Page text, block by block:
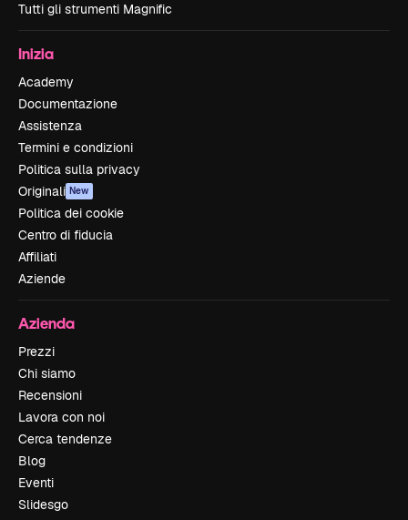
Tutti gli strumenti Magnific
Inizia
Academy
Documentazione
Assistenza
Termini e condizioni
Politica sulla privacy
Originali New
Politica dei cookie
Centro di fiducia
Affiliati
Aziende
Azienda
Prezzi
Chi siamo
Recensioni
Lavora con noi
Cerca tendenze
Blog
Eventi
Slidesgo